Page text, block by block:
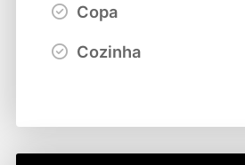
Copa
Cozinha